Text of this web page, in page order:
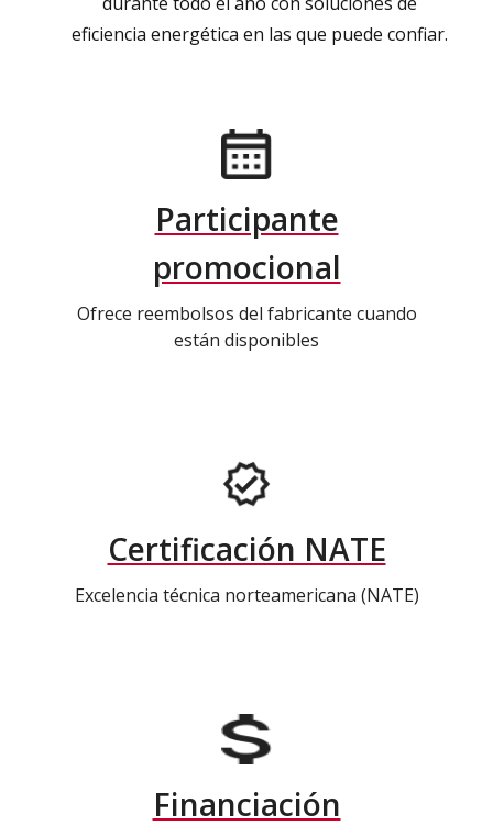
eficiencia energética en las que puede confiar.
Participante
promocional
Ofrece reembolsos del fabricante cuando
están disponibles
Certificación NATE
Excelencia técnica norteamericana (NATE)
Financiación